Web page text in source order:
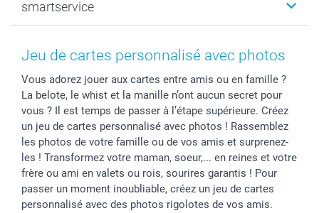
MyNameBook
Stickers & Etiquettes
Cadres photo, accessoires déco & bonbons
Calendrier photos & Agendas photo
Dénicheur d'idées cadeau
Fin d'études
Naissance & baptême
Toussaint
Rentrée des classes
Communion
Saint-Valentin
Vacances
Durabilité
Conditions
Plaintes
Conditions générales
Vie privée
Gestion des cookies
Tarifs
Investisseurs
Droit de rétractation
smartservice
smartgarantie
smartfriends
Modes de paiement
Modes de livraison
Grandes Quantités
Statut de ma commande
Jeu de cartes personnalisé avec photos
Vous adorez jouer aux cartes entre amis ou en famille ?
La belote, le whist et la manille n’ont aucun secret pour
vous ? Il est temps de passer à l’étape supérieure. Créez
un jeu de cartes personnalisé avec photos ! Rassemblez
les photos de votre famille ou de vos amis et surprenez-
les ! Transformez votre maman, soeur,... en reines et votre
frère ou ami en valets ou rois, sourires garantis ! Pour
passer un moment inoubliable, créez un jeu de cartes
personnalisé avec des photos rigolotes de vos amis.